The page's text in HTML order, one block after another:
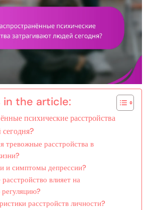
in the article:
психические расстройства
тревожные расстройства в
и симптомы депрессии?
влияет на
расстройств личности?